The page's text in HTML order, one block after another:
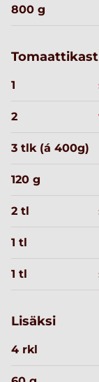
800 g
1
2
3 tlk (á 400g)
120 g
2 tl
1 tl
1 tl
Lisäksi
4 rkl